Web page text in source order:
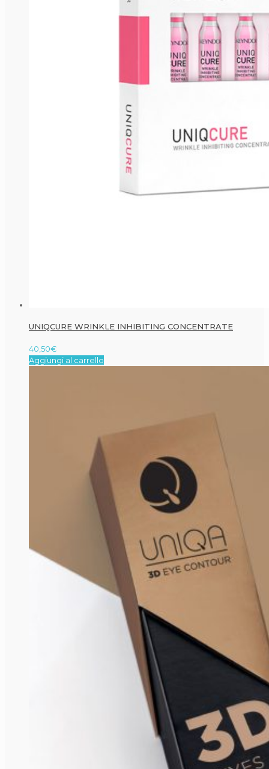
UNIQCURE WRINKLE INHIBITING CONCENTRATE
40,50€
Aggiungi al carrello